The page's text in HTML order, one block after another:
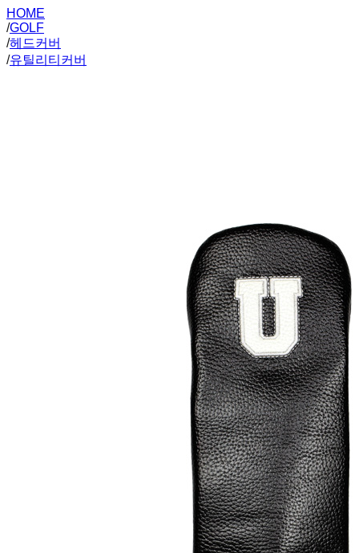
HOME
/GOLF
/헤드커버
/유틸리티커버